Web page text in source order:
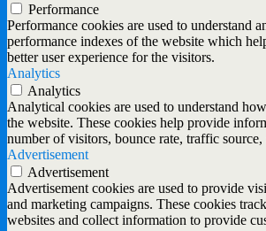
Performance
Performance cookies are used to understand
performance indexes of the website which
better user experience for the visitors.
Analytics
Analytics
Analytical cookies are used to understand
the website. These cookies help provide
number of visitors, bounce rate, traffic source,
Advertisement
Advertisement
Advertisement cookies are used to provide
and marketing campaigns. These cookies
websites and collect information to provide